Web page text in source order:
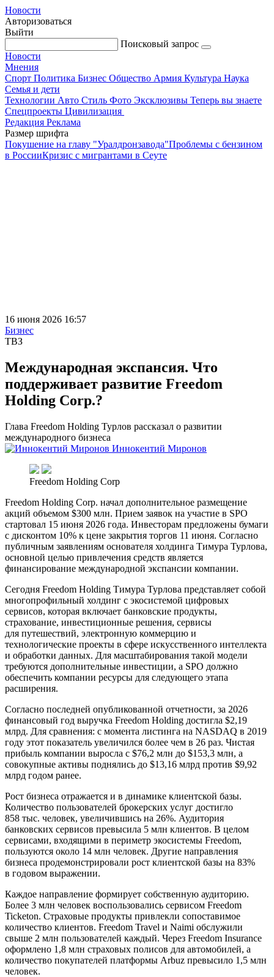
Новости
Авторизоваться
Выйти
Поисковый запрос
Новости
Мнения
Спорт Политика Бизнес Общество Армия Культура Наука
Семья и дети
Технологии Авто Стиль Фото Эксклюзивы Теперь вы знаете
Спецпроекты Цивилизация
Редакция Реклама
Размер шрифта
Покушение на главу "Уралдронзавода"Проблемы с бензином
в РоссииКризис с мигрантами в Сеуте
16 июня 2026 16:57
Бизнес
ТВЗ
Международная экспансия. Что
поддерживает развитие Freedom
Holding Corp.?
Глава Freedom Holding Турлов рассказал о развитии
международного бизнеса
Иннокентий Миронов
Freedom Holding Corp
Freedom Holding Corp. начал дополнительное размещение
акций объемом $300 млн. Прием заявок на участие в SPO
стартовал 15 июня 2026 года. Инвесторам предложены бумаги
с дисконтом 10% к цене закрытия торгов 11 июня. Согласно
публичным заявлениям основателя холдинга Тимура Турлова,
основной целью привлечения средств является
финансирование международной экспансии компании.
Сегодня Freedom Holding Тимура Турлова представляет собой
многопрофильный холдинг с экосистемой цифровых
сервисов, которая включает банковские продукты,
страхование, инвестиционные решения, сервисы
для путешествий, электронную коммерцию и
технологические проекты в сфере искусственного интеллекта
и обработки данных. Для масштабирования такой модели
требуются дополнительные инвестиции, а SPO должно
обеспечить компании ресурсы для следующего этапа
расширения.
Согласно последней опубликованной отчетности, за 2026
финансовый год выручка Freedom Holding достигла $2,19
млрд. Для сравнения: с момента листинга на NASDAQ в 2019
году этот показатель увеличился более чем в 26 раз. Чистая
прибыль компании выросла с $76,2 млн до $153,3 млн, а
совокупные активы поднялись до $13,16 млрд против $9,92
млрд годом ранее.
Рост бизнеса отражается и в динамике клиентской базы.
Количество пользователей брокерских услуг достигло
858 тыс. человек, увеличившись на 26%. Аудитория
банковских сервисов превысила 5 млн клиентов. В целом
сервисами, входящими в периметр экосистемы Freedom,
пользуются около 14 млн человек. Другие направления
бизнеса продемонстрировали рост клиентской базы на 83%
в годовом выражении.
Каждое направление формирует собственную аудиторию.
Более 3 млн человек воспользовались сервисом Freedom
Ticketon. Страховые продукты привлекли сопоставимое
количество клиентов. Freedom Travel и Naimi обслужили
свыше 2 млн пользователей каждый. Через Freedom Insurance
оформлено 1,8 млн страховых полисов для автомобилей, а
количество покупателей платформы Arbuz превысило 1,5 млн
человек.